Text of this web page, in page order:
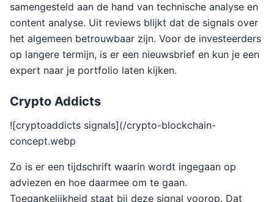
samengesteld aan de hand van technische analyse en
content analyse. Uit reviews blijkt dat de signals over
het algemeen betrouwbaar zijn. Voor de investeerders
op langere termijn, is er een nieuwsbrief en kun je een
expert naar je portfolio laten kijken.
Crypto Addicts
![cryptoaddicts signals](/crypto-blockchain-
concept.webp
Zo is er een tijdschrift waarin wordt ingegaan op
adviezen en hoe daarmee om te gaan.
Toegankelijkheid staat bij deze signal voorop. Dat